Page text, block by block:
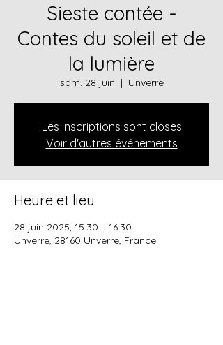
Sieste contée -
Contes du soleil et de
la lumière
sam. 28 juin
  |
Unverre
Les inscriptions sont closes
Voir d'autres événements
Heure et lieu
28 juin 2025, 15:30 – 16:30
Unverre, 28160 Unverre, France